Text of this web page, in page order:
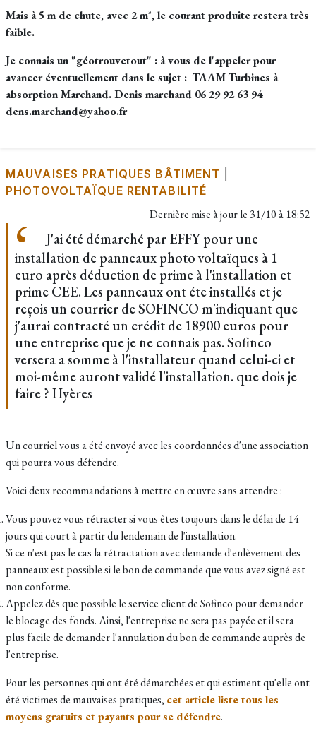
Mais à 5 m de chute, avec 2 m³, le courant produite restera très
faible.
Je connais un "géotrouvetout" : à vous de l'appeler pour
avancer éventuellement dans le sujet : TAAM Turbines à
absorption Marchand. Denis marchand 06 29 92 63 94
dens.marchand@yahoo.fr
MAUVAISES PRATIQUES BÂTIMENT
PHOTOVOLTAÏQUE RENTABILITÉ
Dernière mise à jour le 31/10 à 18:52
J'ai été démarché par EFFY pour une
installation de panneaux photo voltaïques à 1
euro après déduction de prime à l'installation et
prime CEE. Les panneaux ont éte installés et je
reçois un courrier de SOFINCO m'indiquant que
j'aurai contracté un crédit de 18900 euros pour
une entreprise que je ne connais pas. Sofinco
versera a somme à l'installateur quand celui-ci et
moi-même auront validé l'installation. que dois je
faire ? Hyères
Un courriel vous a été envoyé avec les coordonnées d'une association
qui pourra vous défendre.
Voici deux recommandations à mettre en œuvre sans attendre :
Vous pouvez vous rétracter si vous êtes toujours dans le délai de 14
jours qui court à partir du lendemain de l'installation.
Si ce n'est pas le cas la rétractation avec demande d'enlèvement des
panneaux est possible si le bon de commande que vous avez signé est
non conforme.
Appelez dès que possible le service client de Sofinco pour demander
le blocage des fonds. Ainsi, l'entreprise ne sera pas payée et il sera
plus facile de demander l'annulation du bon de commande auprès de
l'entreprise.
Pour les personnes qui ont été démarchées et qui estiment qu'elle ont
été victimes de mauvaises pratiques, cet article liste tous les
moyens gratuits et payants pour se défendre.